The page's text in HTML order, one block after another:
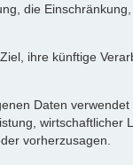
die
ihre künftige
Daten verwendet
wirtschaftlicher
vorherzusagen.